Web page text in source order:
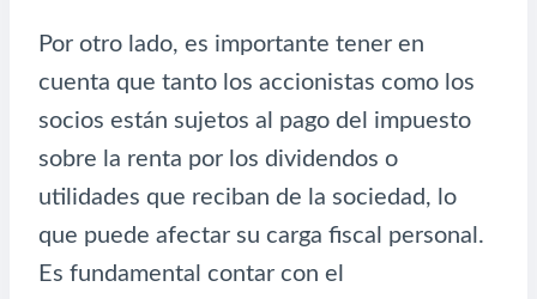
Por otro lado, es importante tener en
cuenta que tanto los accionistas como los
socios están sujetos al pago del impuesto
sobre la renta por los dividendos o
utilidades que reciban de la sociedad, lo
que puede afectar su carga fiscal personal.
Es fundamental contar con el